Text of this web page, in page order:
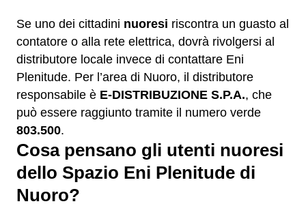
Se uno dei cittadini nuoresi riscontra un guasto al
contatore o alla rete elettrica, dovrà rivolgersi al
distributore locale invece di contattare Eni
Plenitude. Per l’area di Nuoro, il distributore
responsabile è E-DISTRIBUZIONE S.P.A., che
può essere raggiunto tramite il numero verde
803.500.
Cosa pensano gli utenti nuoresi
dello Spazio Eni Plenitude di
Nuoro?